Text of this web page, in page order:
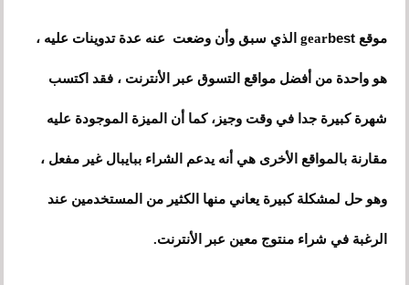
موقع gearbest الذي سبق وأن وضعت عنه عدة تدوينات عليه ،
هو واحدة من أفضل مواقع التسوق عبر الأنترنت ، فقد اكتسب
شهرة كبيرة جدا في وقت وجيز، كما أن الميزة الموجودة عليه
مقارنة بالمواقع الأخرى هي أنه يدعم الشراء ببايبال غير مفعل ،
وهو حل لمشكلة كبيرة يعاني منها الكثير من المستخدمين عند
الرغبة في شراء منتوج معين عبر الأنترنت.